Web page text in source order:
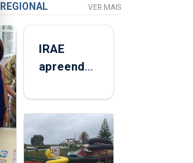
REGIONAL VER MAIS
IRAE
apreendeu
toneladas
de
alimentos
entre